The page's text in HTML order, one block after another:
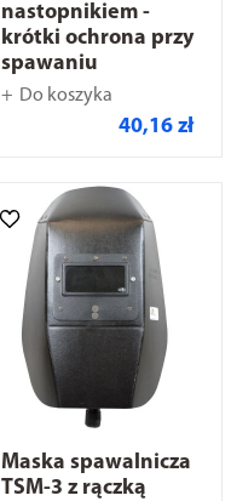
nastopnikiem -
krótki ochrona przy
spawaniu
Do koszyka
40,16 zł
Maska spawalnicza
TSM-3 z rączką